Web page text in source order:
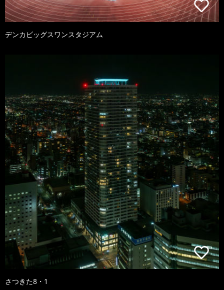
デンカビッグスワンスタジアム
さつきた8・1